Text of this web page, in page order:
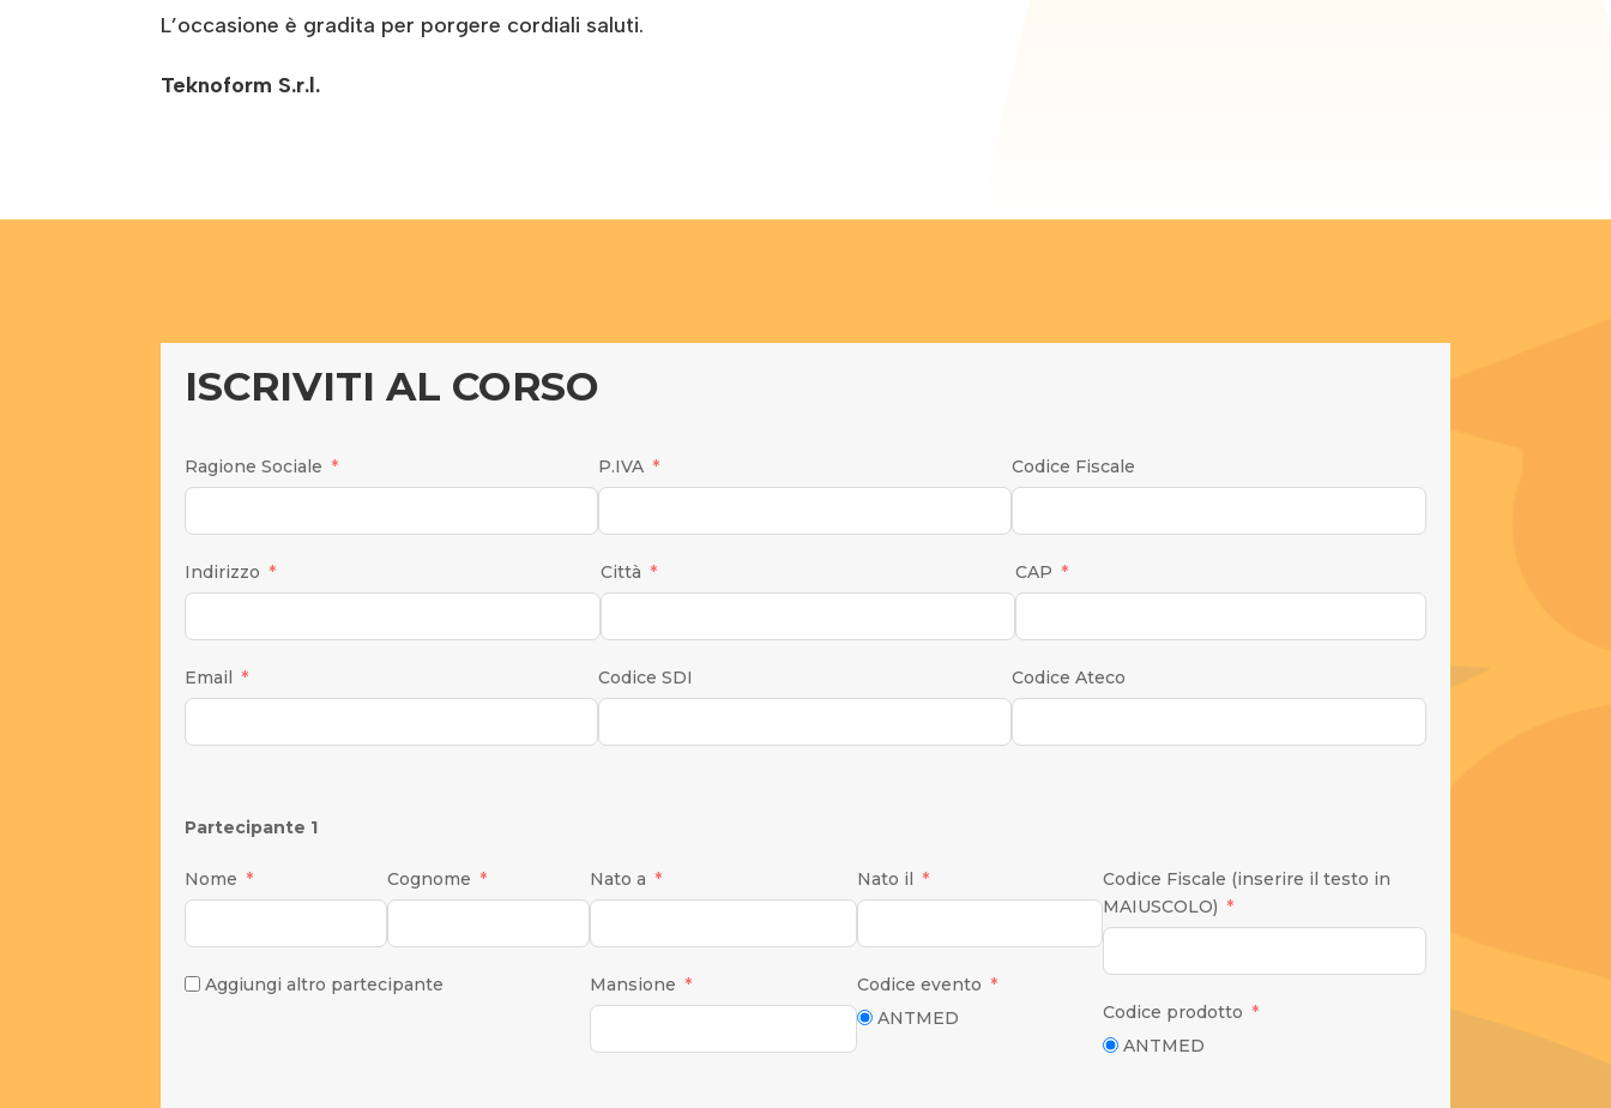
L’occasione è gradita per porgere cordiali saluti.
Teknoform S.r.l.
ISCRIVITI AL CORSO
Ragione Sociale P.IVA Codice Fiscale
Indirizzo Città CAP
Email Codice SDI Codice Ateco
Partecipante 1
Nome Cognome
Aggiungi altro partecipante
Nato a
Mansione
Nato il
Codice evento
ANTMED
Codice Fiscale (inserire il testo in
MAIUSCOLO)
Codice prodotto
ANTMED